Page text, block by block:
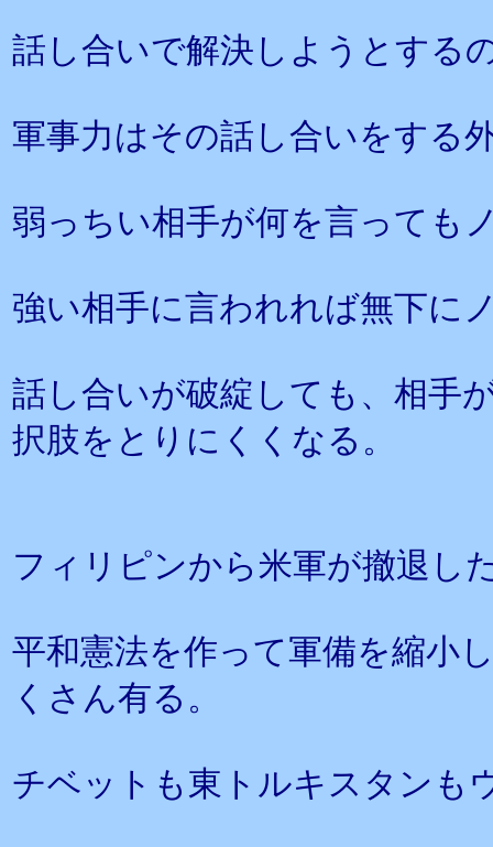
話し合いで解決しようとする
軍事力はその話し合いをする
弱っちい相手が何を言っても
強い相手に言われれば無下に
話し合いが破綻しても、相手
択肢をとりにくくなる。
フィリピンから米軍が撤退し
平和憲法を作って軍備を縮小
くさん有る。
チベットも東トルキスタンも